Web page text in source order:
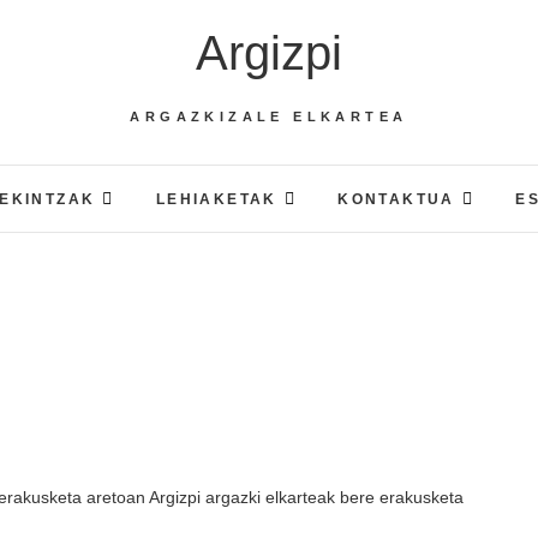
Argizpi
ARGAZKIZALE ELKARTEA
EKINTZAK LEHIAKETAK KONTAKTUA
aretoan Argizpi argazki elkarteak bere erakusketa